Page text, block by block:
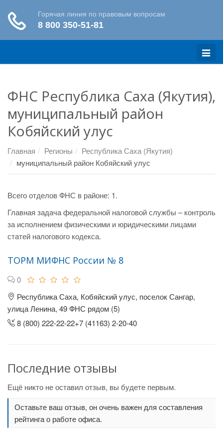
Меню
ФНС Республика Саха (Якутия),
муниципальный район
Кобяйский улус
Главная Регионы
Республика Саха (Якутия)
муниципальный район Кобяйский улус
Всего отделов ФНС в районе: 1.
Главная задача федеральной налоговой службы – контроль
за исполнением физическими и юридическими лицами
статей налогового кодекса.
ТОРМ МИФНС России № 8
0
Республика Саха, Кобяйский улус, поселок Сангар,
улица Ленина, 49 ФНС рядом (5)
8 (800) 222-22-22+7 (41163) 2-20-40
Последние отзывы
Ещё никто не оставил отзыв, вы будете первым.
Оставьте ваш отзыв, он очень важен для составления
рейтинга о работе офиса.